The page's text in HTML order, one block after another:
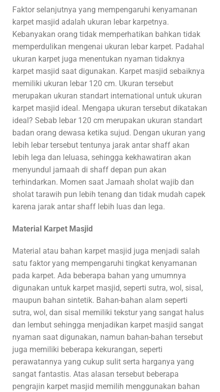
Faktor selanjutnya yang mempengaruhi kenyamanan
karpet masjid adalah ukuran lebar karpetnya.
Kebanyakan orang tidak memperhatikan bahkan tidak
memperdulikan mengenai ukuran lebar karpet. Padahal
ukuran karpet juga menentukan nyaman tidaknya
karpet masjid saat digunakan. Karpet masjid sebaiknya
memiliki ukuran lebar 120 cm. Ukuran tersebut
merupakan ukuran standart international untuk ukuran
karpet masjid ideal. Mengapa ukuran tersebut dikatakan
ideal? Sebab lebar 120 cm merupakan ukuran standart
badan orang dewasa ketika sujud. Dengan ukuran yang
lebih lebar tersebut tentunya jarak antar shaff akan
lebih lega dan leluasa, sehingga kekhawatiran akan
menyundul jamaah di shaff depan pun akan
terhindarkan. Momen saat Jamaah sholat wajib dan
sholat tarawih pun lebih tenang dan tidak mudah capek
karena jarak antar shaff lebih luas dan lega.
Material Karpet Masjid
Material atau bahan karpet masjid juga menjadi salah
satu faktor yang mempengaruhi tingkat kenyamanan
pada karpet. Ada beberapa bahan yang umumnya
digunakan untuk karpet masjid, seperti sutra, wol, sisal,
maupun bahan sintetik. Bahan-bahan alam seperti
sutra, wol, dan sisal memiliki tekstur yang sangat halus
dan lembut sehingga menjadikan karpet masjid sangat
nyaman saat digunakan, namun bahan-bahan tersebut
juga memiliki beberapa kekurangan, seperti
perawatannya yang cukup sulit serta harganya yang
sangat fantastis. Atas alasan tersebut beberapa
pengrajin karpet masjid memilih menggunakan bahan